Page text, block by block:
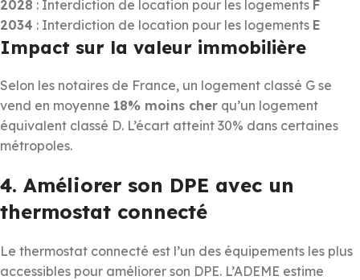
2028 : Interdiction de location pour les logements F
2034 : Interdiction de location pour les logements E
Impact sur la valeur immobilière
Selon les notaires de France, un logement classé G se
vend en moyenne 18% moins cher qu’un logement
équivalent classé D. L’écart atteint 30% dans certaines
métropoles.
4. Améliorer son DPE avec un
thermostat connecté
Le thermostat connecté est l’un des équipements les plus
accessibles pour améliorer son DPE. L’ADEME estime